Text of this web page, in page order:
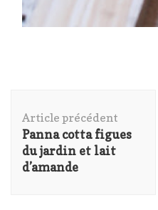
d'article
Article précédent
Panna cotta figues
du jardin et lait
d’amande